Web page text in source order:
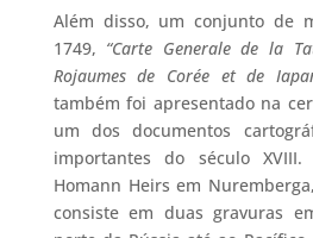
Além disso, um conjunto de
1749, “Carte Generale de la
Rojaumes de Corée et de
também foi apresentado na
um dos documentos
importantes do século
Homann Heirs em
consiste em duas gravuras